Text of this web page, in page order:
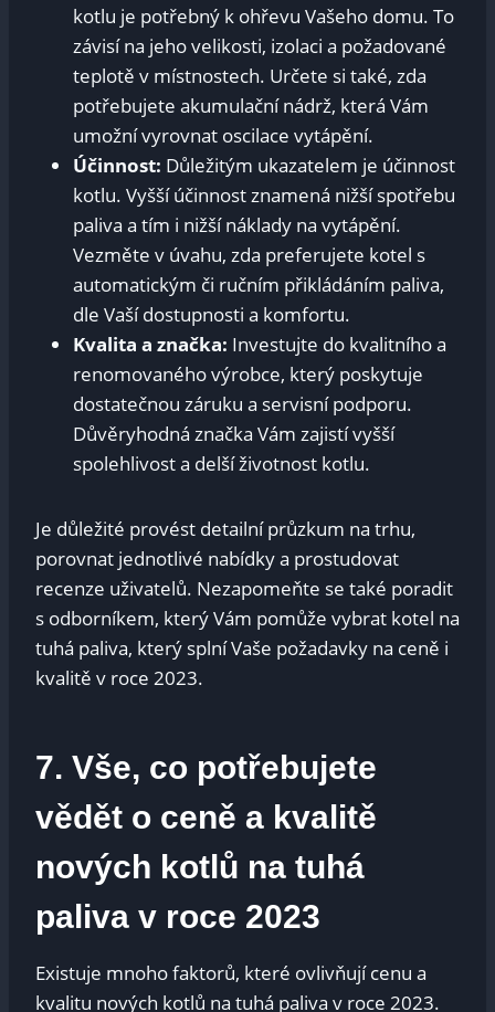
kotlu je potřebný k ohřevu⁢ Vašeho domu. To
závisí ‍na jeho velikosti, izolaci a požadované⁣
teplotě v místnostech. Určete si také, zda
potřebujete akumulační nádrž, která Vám
umožní vyrovnat oscilace vytápění.
Účinnost: Důležitým ukazatelem je účinnost
kotlu. Vyšší účinnost ⁢znamená nižší spotřebu
paliva a tím i nižší náklady ‌na vytápění.
⁣Vezměte v úvahu, zda preferujete kotel s
⁣automatickým ​či ručním přikládáním paliva,
dle ​Vaší dostupnosti a komfortu.
Kvalita a značka: Investujte do‌ kvalitního a‌
renomovaného výrobce, který ⁤poskytuje
dostatečnou záruku a servisní ‍podporu.
Důvěryhodná‌ značka Vám zajistí vyšší
spolehlivost a delší životnost kotlu.
Je důležité provést detailní průzkum na ‌trhu,
porovnat jednotlivé nabídky ‍a prostudovat​
recenze uživatelů. ⁣Nezapomeňte se​ také‍ poradit
s‌ odborníkem, který Vám pomůže vybrat kotel na
tuhá paliva, který⁣ splní Vaše požadavky ⁣na ceně i
kvalitě v roce 2023.
7. ‌Vše, ​co potřebujete
vědět o ceně a ​kvalitě
nových kotlů na tuhá
paliva⁤ v roce ⁣2023
Existuje ⁢mnoho faktorů, které ovlivňují ⁢cenu a
kvalitu nových kotlů⁣ na tuhá paliva v roce 2023.